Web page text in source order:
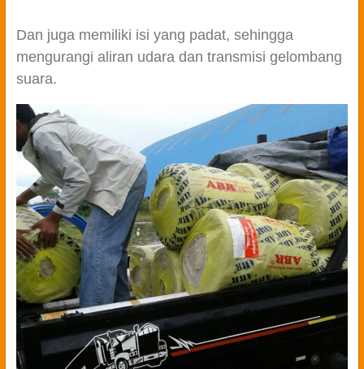
Dan juga memiliki isi yang padat, sehingga
mengurangi aliran udara dan transmisi gelombang
suara.